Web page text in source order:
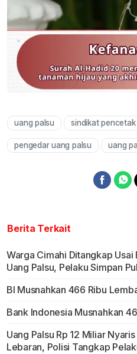
uang palsu sindikat
pengedar uang palsu uang
Berita Terkait
Warga Cimahi Ditangkap
Uang Palsu, Pelaku Simpan
BI Musnahkan 466 Ribu
Bank Indonesia Musnahkan
Uang Palsu Rp 12 Miliar
Lebaran, Polisi Tangkap